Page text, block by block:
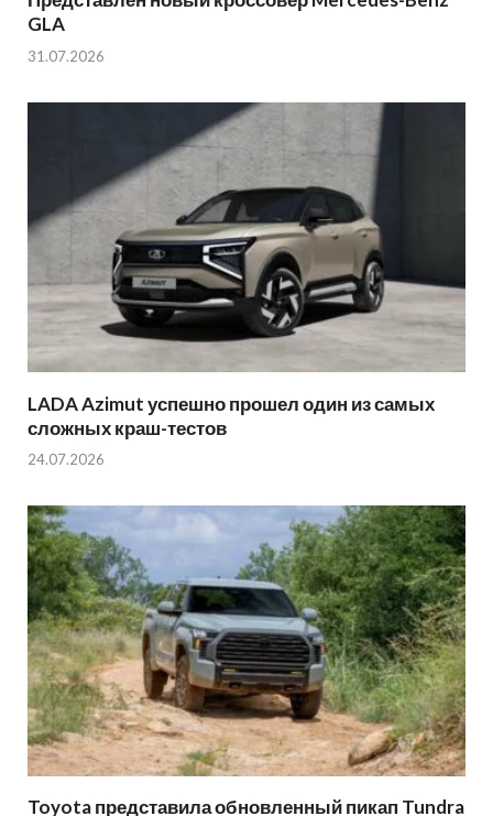
GLA
31.07.2026
LADA Azimut успешно прошел один из самых
сложных краш-тестов
24.07.2026
Toyota представила обновленный пикап Tundra